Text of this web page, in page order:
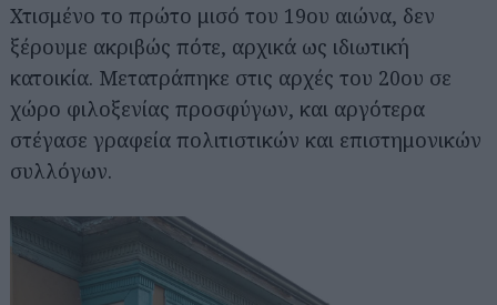
Χτισμένο το πρώτο μισό του 19ου αιώνα, δεν
ξέρουμε ακριβώς πότε, αρχικά ως ιδιωτική
κατοικία. Μετατράπηκε στις αρχές του 20ου σε
χώρο φιλοξενίας προσφύγων, και αργότερα
στέγασε γραφεία πολιτιστικών και επιστημονικών
συλλόγων.